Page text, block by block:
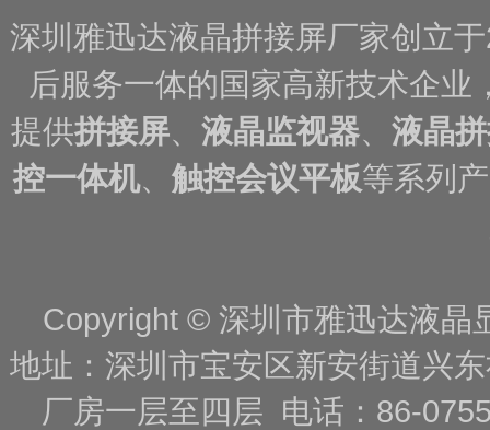
深圳雅迅达液晶拼接屏厂家创立
后服务一体的国家高新技术企
提供拼接屏、 液晶监视器、 液晶
控一体机、 触控会议平板等系列
Copyright © 深圳市雅迅达液
地址：深圳市宝安区新安街道兴
厂房一层至四层 电话：86-